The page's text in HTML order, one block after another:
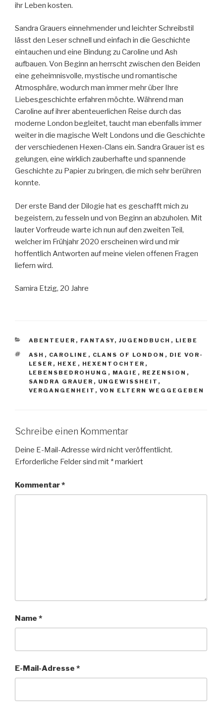
ihr Leben kosten.
Sandra Grauers einnehmender und leichter Schreibstil
lässt den Leser schnell und einfach in die Geschichte
eintauchen und eine Bindung zu Caroline und Ash
aufbauen. Von Beginn an herrscht zwischen den Beiden
eine geheimnisvolle, mystische und romantische
Atmosphäre, wodurch man immer mehr über Ihre
Liebesgeschichte erfahren möchte. Während man
Caroline auf ihrer abenteuerlichen Reise durch das
moderne London begleitet, taucht man ebenfalls immer
weiter in die magische Welt Londons und die Geschichte
der verschiedenen Hexen-Clans ein. Sandra Grauer ist es
gelungen, eine wirklich zauberhafte und spannende
Geschichte zu Papier zu bringen, die mich sehr berühren
konnte.
Der erste Band der Dilogie hat es geschafft mich zu
begeistern, zu fesseln und von Beginn an abzuholen. Mit
lauter Vorfreude warte ich nun auf den zweiten Teil,
welcher im Frühjahr 2020 erscheinen wird und mir
hoffentlich Antworten auf meine vielen offenen Fragen
liefern wird.
Samira Etzig, 20 Jahre
KATEGORIEN
ABENTEUER , FANTASY, JUGENDBUCH , LIEBE
SCHLAGWÖRTER
ASH , CAROLINE , CLANS OF LONDON , DIE VOR-
LESER , HEXE , HEXENTOCHTER ,
LEBENSBEDROHUNG , MAGIE , REZENSION ,
SANDRA GRAUER , UNGEWISSHEIT ,
VERGANGENHEIT , VON ELTERN WEGGEGEBEN
Schreibe einen Kommentar
Deine E-Mail-Adresse wird nicht veröffentlicht.
Erforderliche Felder sind mit *markiert
Kommentar*
Name *
E-Mail-Adresse *